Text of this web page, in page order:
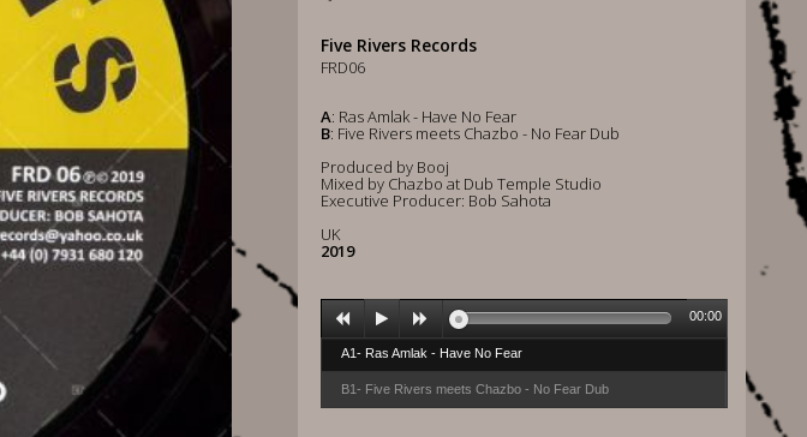
Five Rivers Records
FRD06
A: Ras Amlak - Have No Fear
B: Five Rivers meets Chazbo - No Fear Dub
Produced by Booj
Mixed by Chazbo at Dub Temple Studio
Executive Producer: Bob Sahota
UK
2019
A1- Ras Amlak - Have No Fear
B1- Five Rivers meets Chazbo - No Fear Dub
00:00